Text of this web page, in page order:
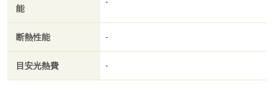
照明付／オートバス／ウォークインクロゼット／保証人不
ステム／複層ガラス／サンルーム／プロパンガス／ＢＳ／
礼金１ヶ月／保証会社利用可／家賃カード決済可／松源岩
出中黒店様（スーパー）まで９００ｍ／コスモス中黒店様
能
-
断熱性能 -
目安光熱費 -